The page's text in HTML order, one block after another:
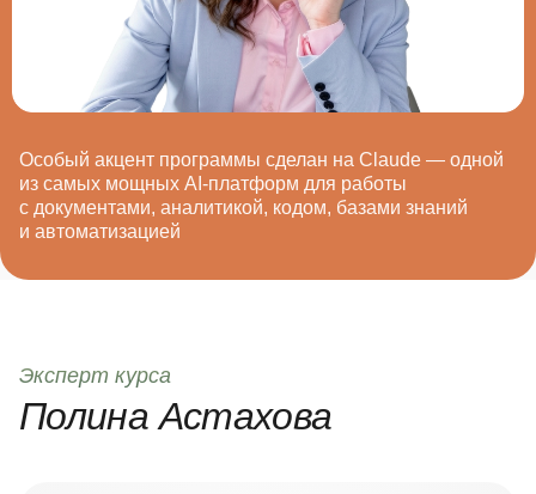
Особый акцент программы сделан на Claude — одной
из самых мощных AI-платформ для работы
с документами, аналитикой, кодом, базами знаний
и автоматизацией
Эксперт курса
Полина Астахова